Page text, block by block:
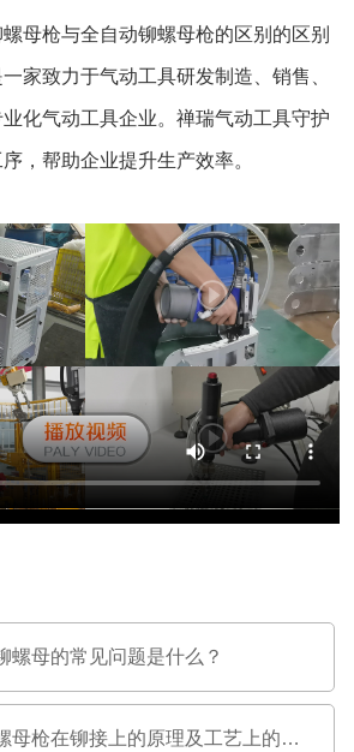
母枪与全自动铆螺母枪的区别的区别
家致力于气动工具研发制造、销售、
化气动工具企业。禅瑞气动工具守护
，帮助企业提升生产效率。
螺母的常见问题是什么？
铆螺母枪在铆接上的原理及工艺上的要求